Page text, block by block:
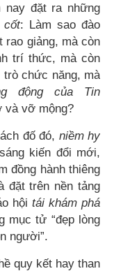
nay đặt ra những
cốt: Làm sao đào
rao giảng, mà còn
trí thức, mà còn
trò chức năng, mà
động của Tin
và vỡ mộng?
đố đó, niềm hy
kiến đổi mới,
đồng hành thiêng
đặt trên nền tảng
hội tái khám phá
mục tử “đẹp lòng
người”.
quy kết hay than